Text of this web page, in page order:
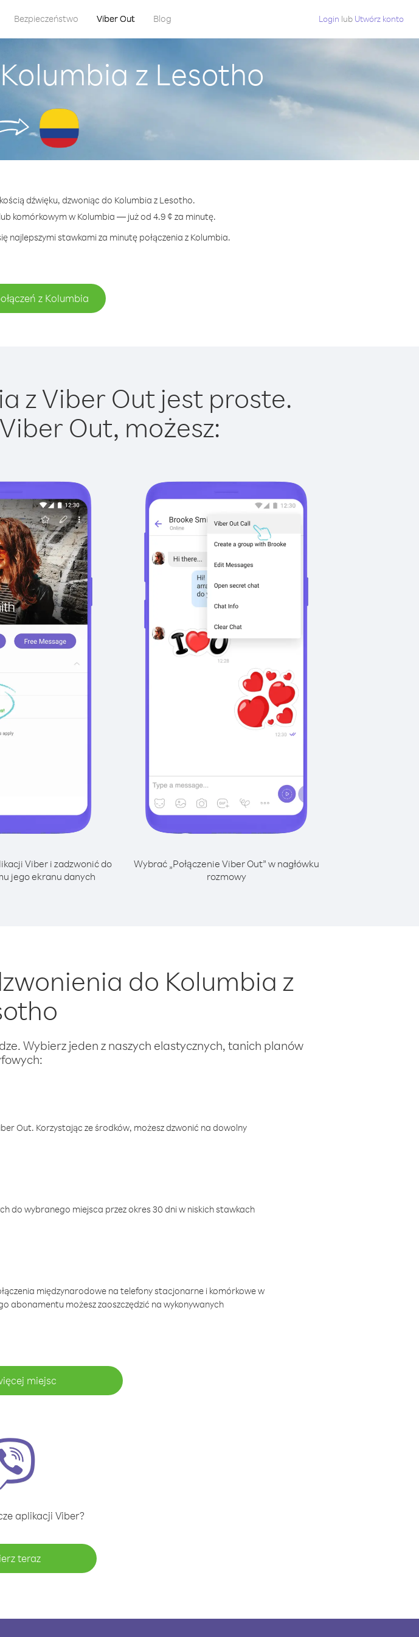
Bezpieczeństwo Viber Out Blog Login lub Utwórz konto
z Lesotho
dźwięku, dzwoniąc do Kolumbia z Lesotho.
komórkowym w Kolumbia — już od 4.9 ¢ za minutę.
najlepszymi stawkami za minutę połączenia z Kolumbia.
z Kolumbia
z Viber Out jest proste.
Out, możesz:
Viber i zadzwonić do
jego ekranu danych
Wybrać „Połączenie Viber Out” w nagłówku
rozmowy
do Kolumbia z
Wybierz jeden z naszych elastycznych, tanich planów
Out. Korzystając ze środków, możesz dzwonić na dowolny
do wybranego miejsca przez okres 30 dni w niskich stawkach
międzynarodowe na telefony stacjonarne i komórkowe w
abonamentu możesz zaoszczędzić na wykonywanych
miejsc
aplikacji Viber?
teraz